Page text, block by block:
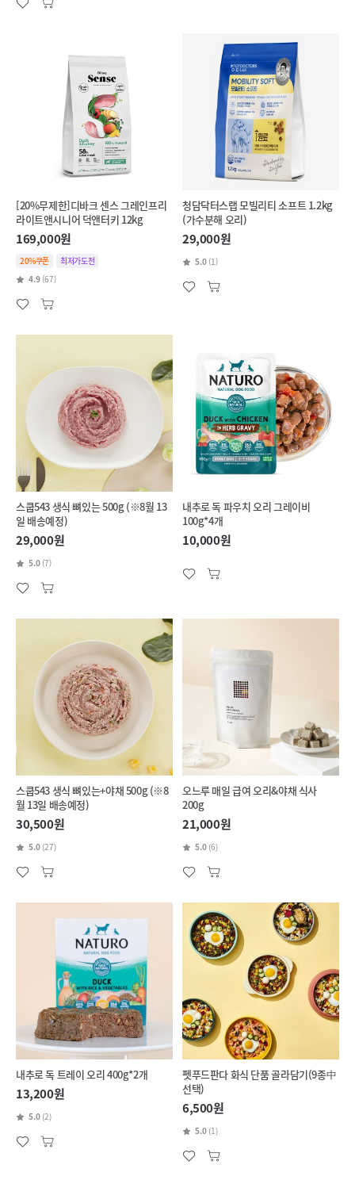
[20%무제한]디바크 센스 그레인프리
라이트앤시니어 덕앤터키 12kg
169,000원
20%쿠폰
최저가도전
4.9 (67)
청담닥터스랩 모빌리티 소프트 1.2kg
(가수분해 오리)
29,000원
5.0 (1)
스쿱543 생식 뼈있는 500g (※8월 13
일 배송예정)
29,000원
5.0 (7)
내추로 독 파우치 오리 그레이비
100g*4개
10,000원
스쿱543 생식 뼈있는+야채 500g (※8
월 13일 배송예정)
30,500원
5.0 (27)
오느루 매일 급여 오리&야채 식사
200g
21,000원
5.0 (6)
내추로 독 트레이 오리 400g*2개
13,200원
5.0 (2)
펫푸드판다 화식 단품 골라담기(9종中
선택)
6,500원
5.0 (1)